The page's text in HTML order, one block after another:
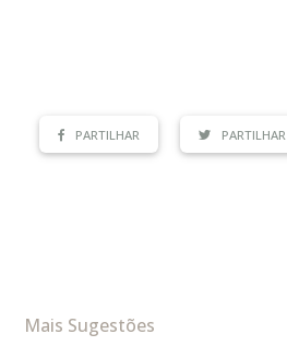
PARTILHAR PARTILHAR
Mais Sugestões